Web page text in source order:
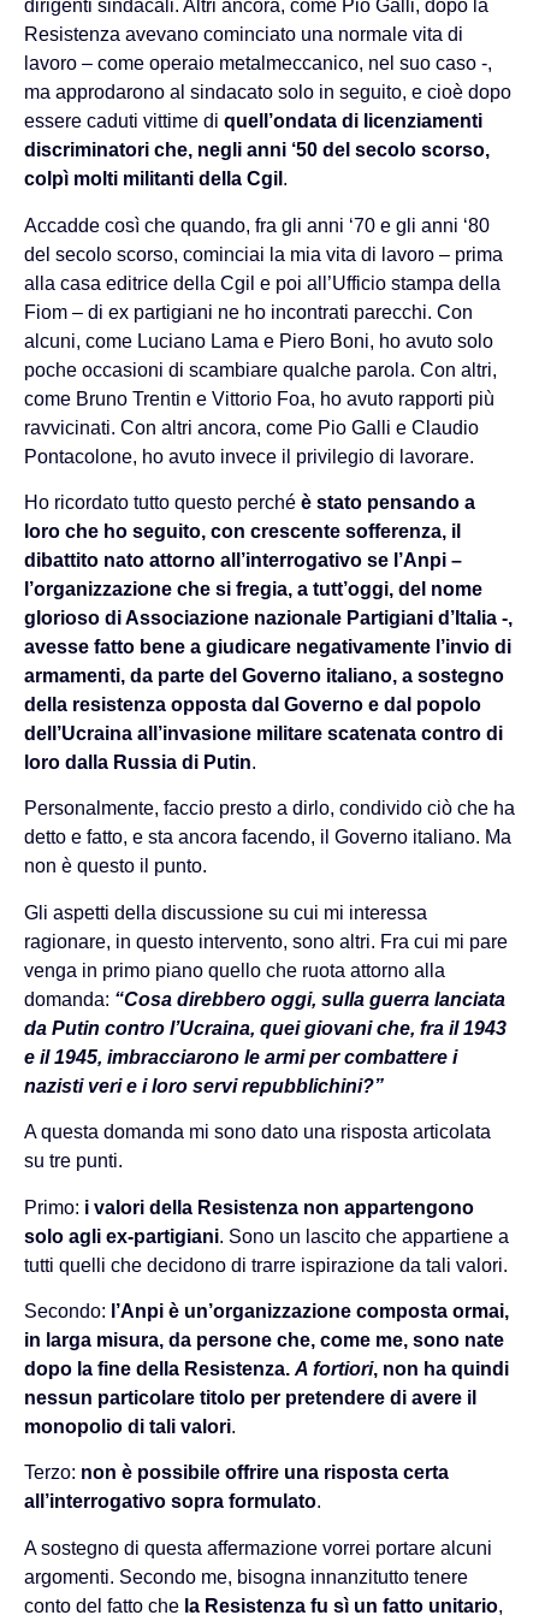
dirigenti sindacali. Altri ancora, come Pio Galli, dopo la
Resistenza avevano cominciato una normale vita di
lavoro – come operaio metalmeccanico, nel suo caso -,
ma approdarono al sindacato solo in seguito, e cioè dopo
essere caduti vittime di quell’ondata di licenziamenti
discriminatori che, negli anni ‘50 del secolo scorso,
colpì molti militanti della Cgil .
Accadde così che quando, fra gli anni ‘70 e gli anni ‘80
del secolo scorso, cominciai la mia vita di lavoro – prima
alla casa editrice della Cgil e poi all’Ufficio stampa della
Fiom – di ex partigiani ne ho incontrati parecchi. Con
alcuni, come Luciano Lama e Piero Boni, ho avuto solo
poche occasioni di scambiare qualche parola. Con altri,
come Bruno Trentin e Vittorio Foa, ho avuto rapporti più
ravvicinati. Con altri ancora, come Pio Galli e Claudio
Pontacolone, ho avuto invece il privilegio di lavorare.
Ho ricordato tutto questo perché è stato pensando a
loro che ho seguito, con crescente sofferenza, il
dibattito nato attorno all’interrogativo se l’Anpi –
l’organizzazione che si fregia, a tutt’oggi, del nome
glorioso di Associazione nazionale Partigiani d’Italia -,
avesse fatto bene a giudicare negativamente l’invio di
armamenti, da parte del Governo italiano, a sostegno
della resistenza opposta dal Governo e dal popolo
dell’Ucraina all’invasione militare scatenata contro di
loro dalla Russia di Putin.
Personalmente, faccio presto a dirlo, condivido ciò che ha
detto e fatto, e sta ancora facendo, il Governo italiano. Ma
non è questo il punto.
Gli aspetti della discussione su cui mi interessa
ragionare, in questo intervento, sono altri. Fra cui mi pare
venga in primo piano quello che ruota attorno alla
domanda: “Cosa direbbero oggi, sulla guerra lanciata
da Putin contro l’Ucraina, quei giovani che, fra il 1943
e il 1945, imbracciarono le armi per combattere i
nazisti veri e i loro servi repubblichini?”
A questa domanda mi sono dato una risposta articolata
su tre punti.
Primo: i valori della Resistenza non appartengono
solo agli ex-partigiani. Sono un lascito che appartiene a
tutti quelli che decidono di trarre ispirazione da tali valori.
Secondo: l’Anpi è un’organizzazione composta ormai,
in larga misura, da persone che, come me, sono nate
dopo la fine della Resistenza. A fortiori, non ha quindi
nessun particolare titolo per pretendere di avere il
monopolio di tali valori.
Terzo: non è possibile offrire una risposta certa
all’interrogativo sopra formulato.
A sostegno di questa affermazione vorrei portare alcuni
argomenti. Secondo me, bisogna innanzitutto tenere
conto del fatto che la Resistenza fu sì un fatto unitario,